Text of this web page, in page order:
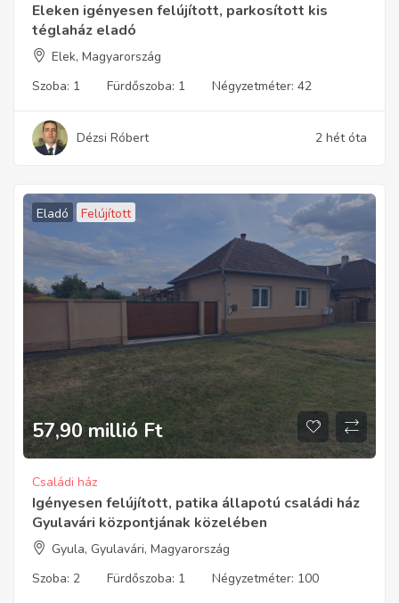
Eleken igényesen felújított, parkosított kis
téglaház eladó
Elek, Magyarország
Szoba: 1 Fürdőszoba: 1 Négyzetméter: 42
Dézsi Róbert 2 hét óta
Eladó Felújított
57,90 millió Ft
Családi ház
Igényesen felújított, patika állapotú családi ház
Gyulavári központjának közelében
Gyula, Gyulavári, Magyarország
Szoba: 2 Fürdőszoba: 1 Négyzetméter: 100